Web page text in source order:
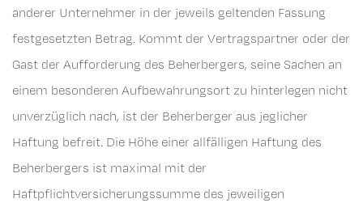
anderer Unternehmer in der jeweils geltenden Fassung
festgesetzten Betrag. Kommt der Vertragspartner oder der
Gast der Aufforderung des Beherbergers, seine Sachen an
einem besonderen Aufbewahrungsort zu hinterlegen nicht
unverzüglich nach, ist der Beherberger aus jeglicher
Haftung befreit. Die Höhe einer allfälligen Haftung des
Beherbergers ist maximal mit der
Haftpflichtversicherungssumme des jeweiligen